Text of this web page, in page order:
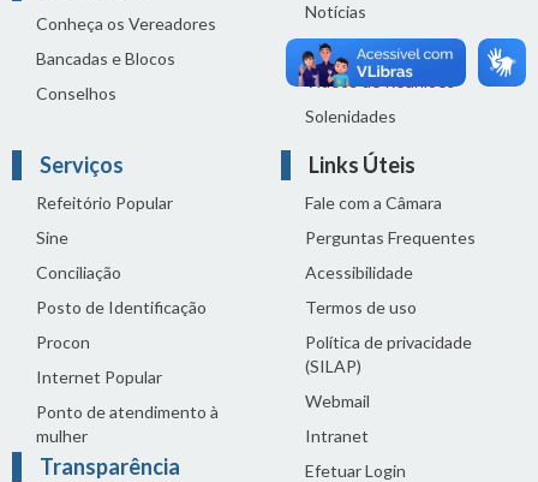
Conheça os Vereadores
Bancadas e Blocos
Conselhos
Notícias
Sala de Imprensa
Vídeos de Reuniões
Solenidades
Serviços
Refeitório Popular
Sine
Conciliação
Posto de Identificação
Procon
Internet Popular
Ponto de atendimento à
mulher
Transparência
Links Úteis
Fale com a Câmara
Perguntas Frequentes
Acessibilidade
Termos de uso
Política de privacidade
(SILAP)
Webmail
Intranet
Efetuar Login